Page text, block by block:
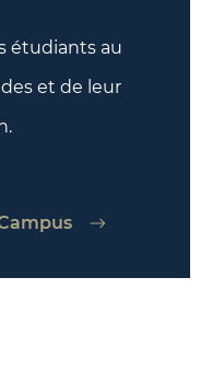
étudiants au
et de leur